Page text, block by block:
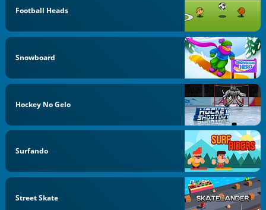
Football Heads
Snowboard
Hockey No Gelo
Surfando
Street Skate